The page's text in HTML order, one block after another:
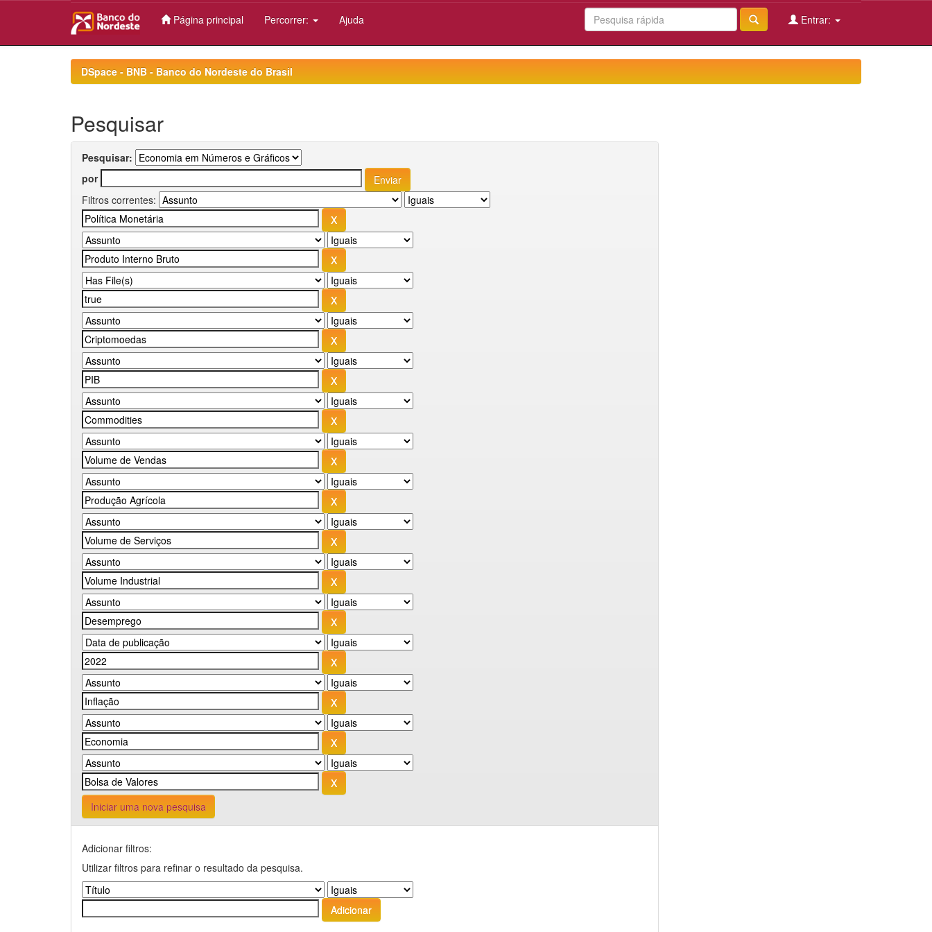
Página principal Percorrer: Ajuda Entrar:
DSpace - BNB - Banco do Nordeste do Brasil
Pesquisar
Pesquisar:
por
Filtros correntes:
Iniciar uma nova pesquisa
Adicionar filtros:
Utilizar filtros para refinar o resultado da pesquisa.